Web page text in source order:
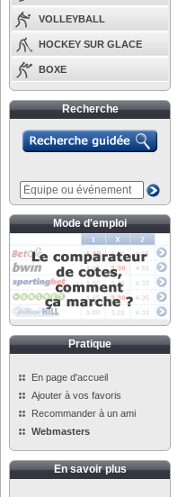
VOLLEYBALL
HOCKEY SUR GLACE
BOXE
Recherche
Mode d'emploi
Pratique
En page d'accueil
Ajouter à vos favoris
Recommander à un ami
Webmasters
En savoir plus